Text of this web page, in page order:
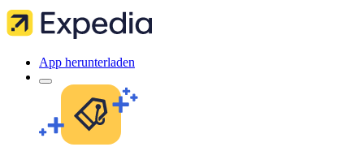
App herunterladen